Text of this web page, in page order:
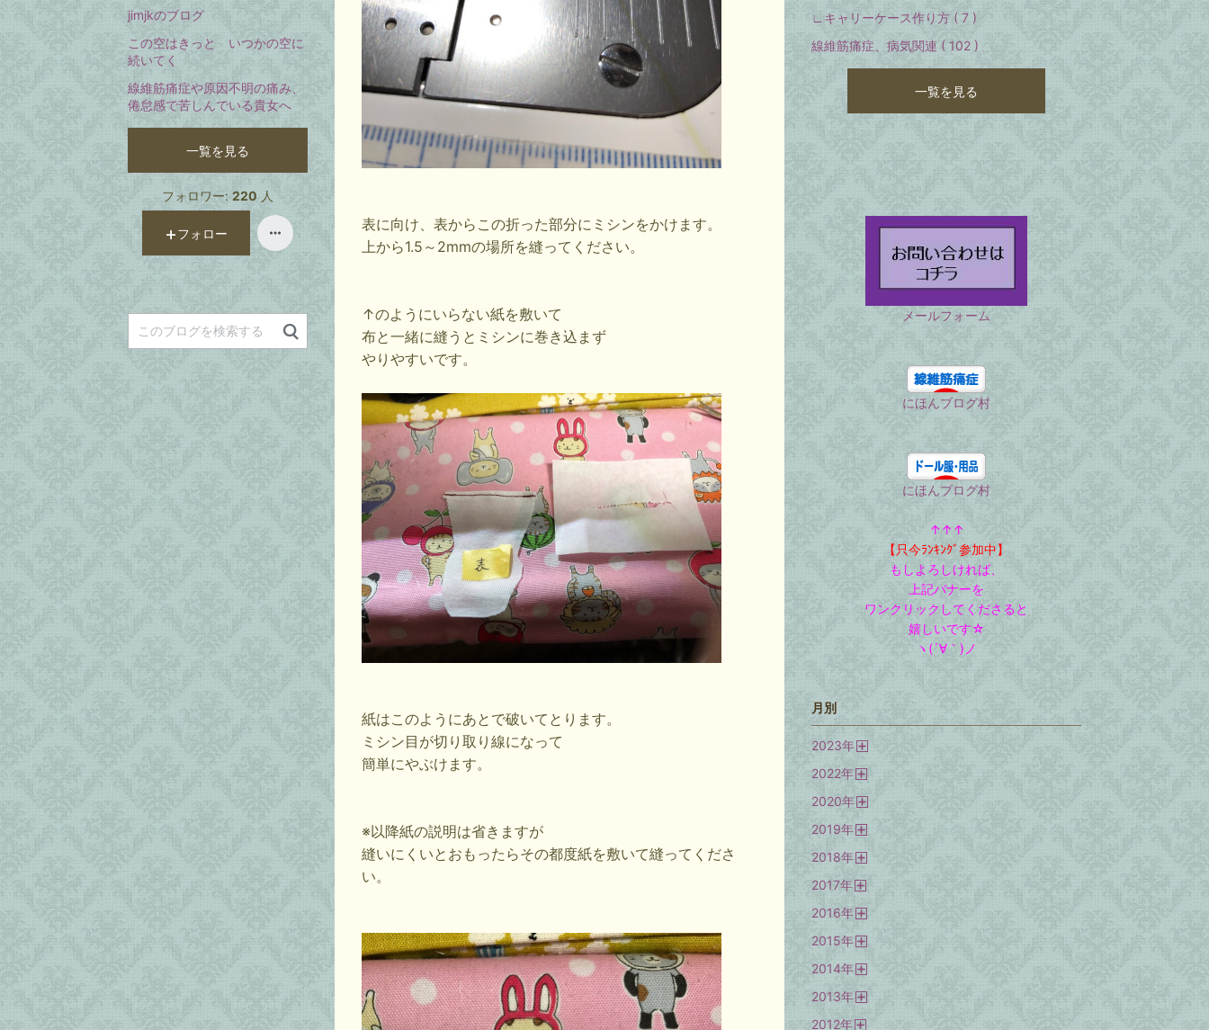
表に向け、表からこの折った部分にミシンをかけます。
上から1.5～2mmの場所を縫ってください。
↑のようにいらない紙を敷いて
布と一緒に縫うとミシンに巻き込まず
やりやすいです。
紙はこのようにあとで破いてとります。
ミシン目が切り取り線になって
簡単にやぶけます。
※以降紙の説明は省きますが
縫いにくいとおもったらその都度紙を敷いて縫ってくださ
い。
∟キャリーケース作り方 ( 7 )
線維筋痛症、病気関連 ( 102 )
一覧を見る
メールフォーム
にほんブログ村
にほんブログ村
↑↑↑
【只今ﾗﾝｷﾝｸﾞ参加中】
もしよろしければ、
上記バナーを
ワンクリックしてくださると
嬉しいです☆
ヽ(´∀｀)ノ
月別
2023年
2022年
2020年
く
2019年
2018年
く
2017年
2016年
2015年
2014年
く
2013年
2012年
jimjkのブログ
この空はきっと いつかの空に
続いてく
線維筋痛症や原因不明の痛み、
倦怠感で苦しんでいる貴女へ
一覧を見る
フォロワー: 220 人
フォロー